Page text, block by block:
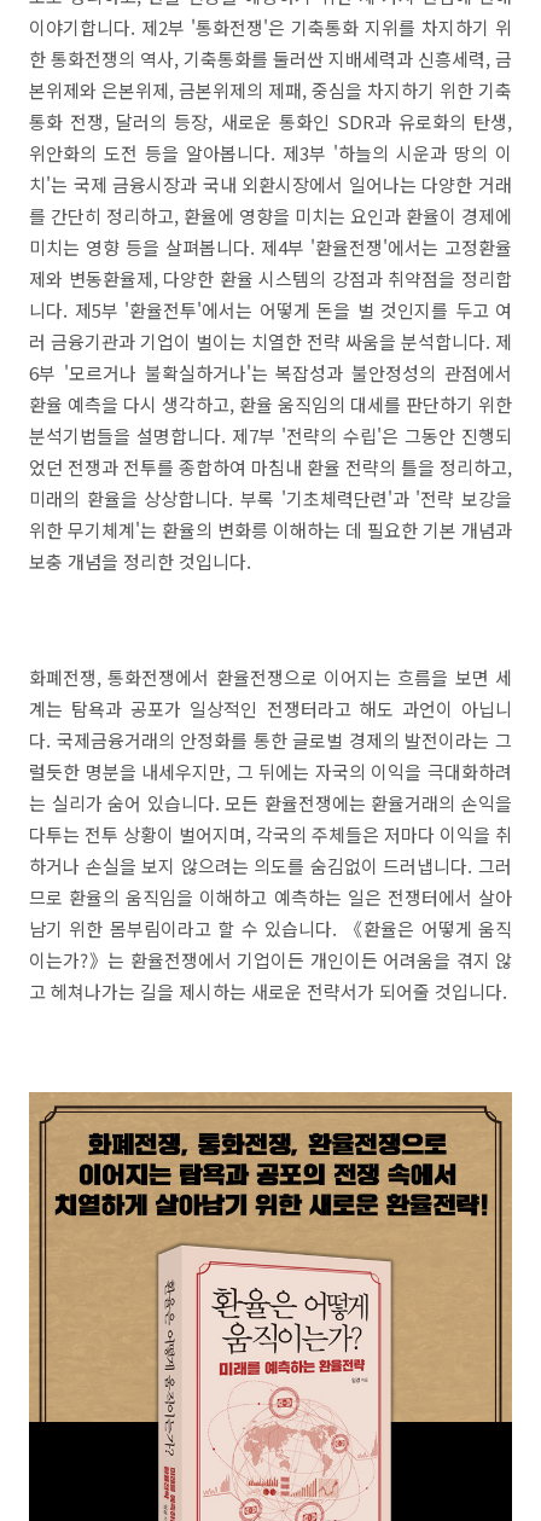
이야기합니다. 제2부 '통화전쟁'은 기축통화 지위를 차지하기 위
한 통화전쟁의 역사, 기축통화를 둘러싼 지배세력과 신흥세력, 금
본위제와 은본위제, 금본위제의 제패, 중심을 차지하기 위한 기축
통화 전쟁, 달러의 등장, 새로운 통화인 SDR과 유로화의 탄생,
위안화의 도전 등을 알아봅니다. 제3부 '하늘의 시운과 땅의 이
치'는 국제 금융시장과 국내 외환시장에서 일어나는 다양한 거래
를 간단히 정리하고, 환율에 영향을 미치는 요인과 환율이 경제에
미치는 영향 등을 살펴봅니다. 제4부 '환율전쟁'에서는 고정환율
제와 변동환율제, 다양한 환율 시스템의 강점과 취약점을 정리합
니다. 제5부 '환율전투'에서는 어떻게 돈을 벌 것인지를 두고 여
러 금융기관과 기업이 벌이는 치열한 전략 싸움을 분석합니다. 제
6부 '모르거나 불확실하거나'는 복잡성과 불안정성의 관점에서
환율 예측을 다시 생각하고, 환율 움직임의 대세를 판단하기 위한
분석기법들을 설명합니다. 제7부 '전략의 수립'은 그동안 진행되
었던 전쟁과 전투를 종합하여 마침내 환율 전략의 틀을 정리하고,
미래의 환율을 상상합니다. 부록 '기초체력단련'과 '전략 보강을
위한 무기체계'는 환율의 변화릉 이해하는 데 필요한 기본 개념과
보충 개념을 정리한 것입니다.
화폐전쟁, 통화전쟁에서 환율전쟁으로 이어지는 흐름을 보면 세
계는 탐욕과 공포가 일상적인 전쟁터라고 해도 과언이 아닙니
다. 국제금융거래의 안정화를 통한 글로벌 경제의 발전이라는 그
럴듯한 명분을 내세우지만, 그 뒤에는 자국의 이익을 극대화하려
는 실리가 숨어 있습니다. 모든 환율전쟁에는 환율거래의 손익을
다투는 전투 상황이 벌어지며, 각국의 주체들은 저마다 이익을 취
하거나 손실을 보지 않으려는 의도를 숨김없이 드러냅니다. 그러
므로 환율의 움직임을 이해하고 예측하는 일은 전쟁터에서 살아
남기 위한 몸부림이라고 할 수 있습니다. 《환율은 어떻게 움직
이는가?》는 환율전쟁에서 기업이든 개인이든 어려움을 겪지 않
고 헤쳐나가는 길을 제시하는 새로운 전략서가 되어줄 것입니다.